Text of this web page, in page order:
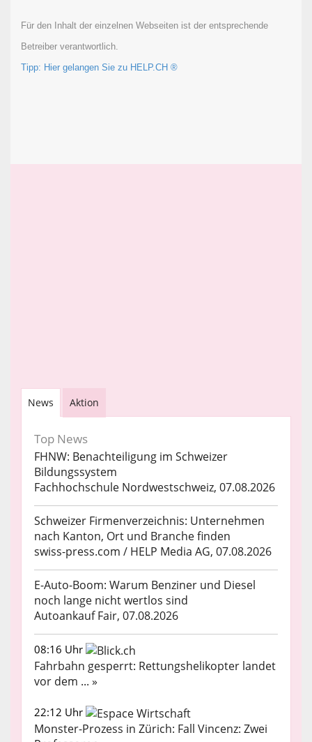
Für den Inhalt der einzelnen Webseiten ist der entsprechende
Betreiber verantwortlich.
Tipp: Hier gelangen Sie zu HELP.CH ®
News Aktion
Top News
FHNW: Benachteiligung im Schweizer
Bildungssystem
Fachhochschule Nordwestschweiz, 07.08.2026
Schweizer Firmenverzeichnis: Unternehmen
nach Kanton, Ort und Branche finden
swiss-press.com / HELP Media AG, 07.08.2026
E-Auto-Boom: Warum Benziner und Diesel
noch lange nicht wertlos sind
Autoankauf Fair, 07.08.2026
08:16 Uhr
Fahrbahn gesperrt: Rettungshelikopter landet
vor dem ... »
22:12 Uhr
Monster-Prozess in Zürich: Fall Vincenz: Zwei